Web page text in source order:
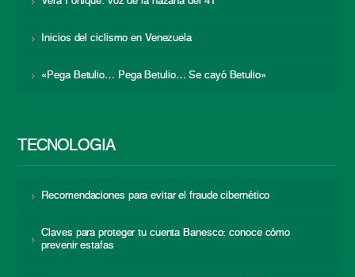
Inicios del ciclismo en Venezuela
«Pega Betulio… Pega Betulio… Se cayó Betulio»
TECNOLOGÍA
Recomendaciones para evitar el fraude cibernético
Claves para proteger tu cuenta Banesco: conoce cómo
prevenir estafas